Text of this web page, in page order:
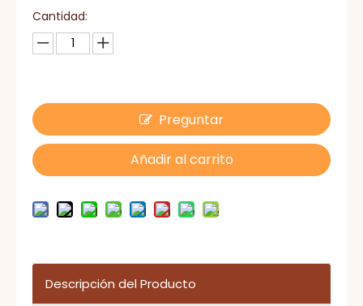
Cantidad:
Preguntar
Añadir al carrito
Descripción del Producto